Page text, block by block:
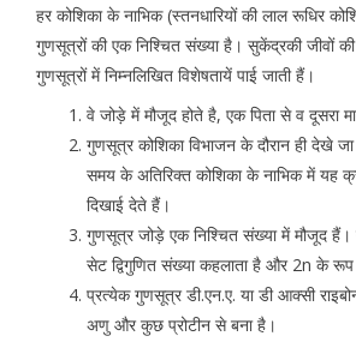
हर कोशिका के नाभिक (स्तनधारियों की लाल रूधिर
गुणसूत्रों की एक निश्चित संख्या है। सुकेंद्रकी जीवों
गुणसूत्रों में निम्नलिखित विशेषतायें पाई जाती हैं।
वे जोड़े में मौजूद होते है, एक पिता से व दूसरा
गुणसूत्र कोशिका विभाजन के दौरान ही देखे
समय के अतिरिक्त कोशिका के नाभिक में यह
दिखाई देते हैं।
गुणसूत्र जोड़े एक निश्चित संख्या में मौजूद हैं।
सेट द्विगुणित संख्या कहलाता है और 2n के रूप
प्रत्येक गुणसूत्र डी.एन.ए. या डी आक्सी
अणु और कुछ प्रोटीन से बना है।